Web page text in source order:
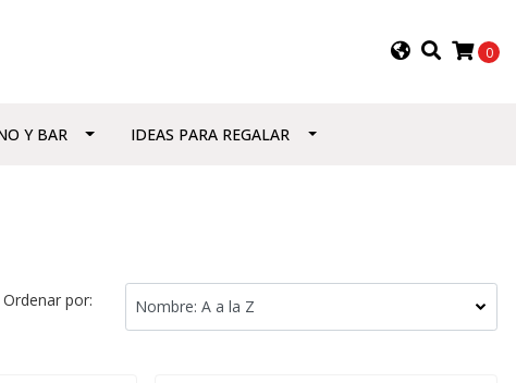
0
Y BAR IDEAS PARA REGALAR
Ordenar por: